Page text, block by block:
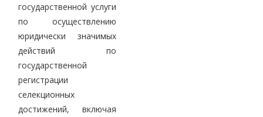
государственной услуги
по осуществлению
юридически значимых
действий по
государственной
регистрации
селекционных
достижений, включая